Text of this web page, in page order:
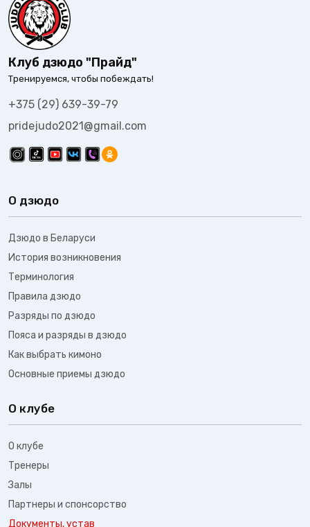
Клуб дзюдо "Прайд"
Тренируемся, чтобы побеждать!
+375 (29) 639-39-79
pridejudo2021@gmail.com
О дзюдо
Дзюдо в Беларуси
История возникновения
Терминология
Правила дзюдо
Разряды по дзюдо
Пояса и разряды в дзюдо
Как выбрать кимоно
Основные приемы дзюдо
О клубе
О клубе
Тренеры
Залы
Партнеры и спонсорство
Документы, устав